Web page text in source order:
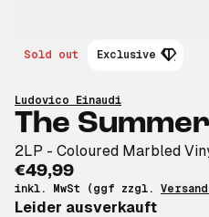
Ludovico Einaudi
The
2LP - Coloured Marbled
€49,99
inkl. MwSt (ggf zzgl.
Leider ausverkauft
Sold out Exclusive